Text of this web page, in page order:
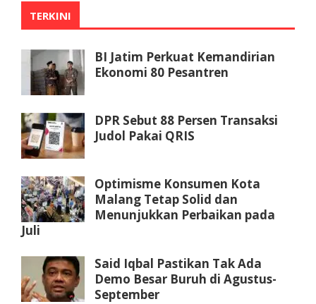
TERKINI
BI Jatim Perkuat Kemandirian
Ekonomi 80 Pesantren
DPR Sebut 88 Persen Transaksi
Judol Pakai QRIS
Optimisme Konsumen Kota
Malang Tetap Solid dan
Menunjukkan Perbaikan pada
Juli
Said Iqbal Pastikan Tak Ada
Demo Besar Buruh di Agustus-
September